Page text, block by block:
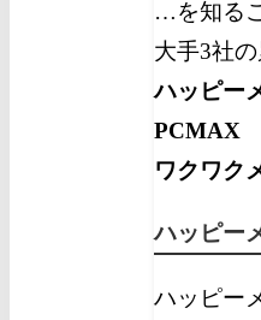
…を知る
大手3社
ハッピ
ワクワ
ハッピー
ハッピー